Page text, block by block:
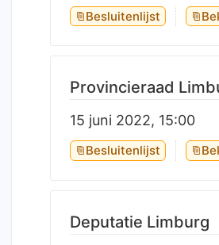
Besluitenlijst
Provincieraad
15 juni 2022, 15:00
Besluitenlijst
Deputatie Limburg